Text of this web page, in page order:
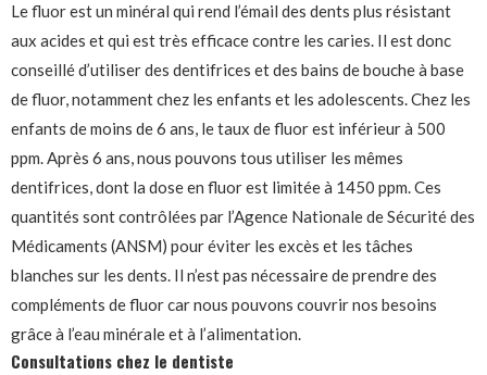
Le fluor est un minéral qui rend l’émail des dents plus résistant
aux acides et qui est très efficace contre les caries. Il est donc
conseillé d’utiliser des dentifrices et des bains de bouche à base
de fluor, notamment chez les enfants et les adolescents. Chez les
enfants de moins de 6 ans, le taux de fluor est inférieur à 500
ppm. Après 6 ans, nous pouvons tous utiliser les mêmes
dentifrices, dont la dose en fluor est limitée à 1450 ppm. Ces
quantités sont contrôlées par l’Agence Nationale de Sécurité des
Médicaments (ANSM) pour éviter les excès et les tâches
blanches sur les dents. Il n’est pas nécessaire de prendre des
compléments de fluor car nous pouvons couvrir nos besoins
grâce à l’eau minérale et à l’alimentation.
Consultations chez le dentiste